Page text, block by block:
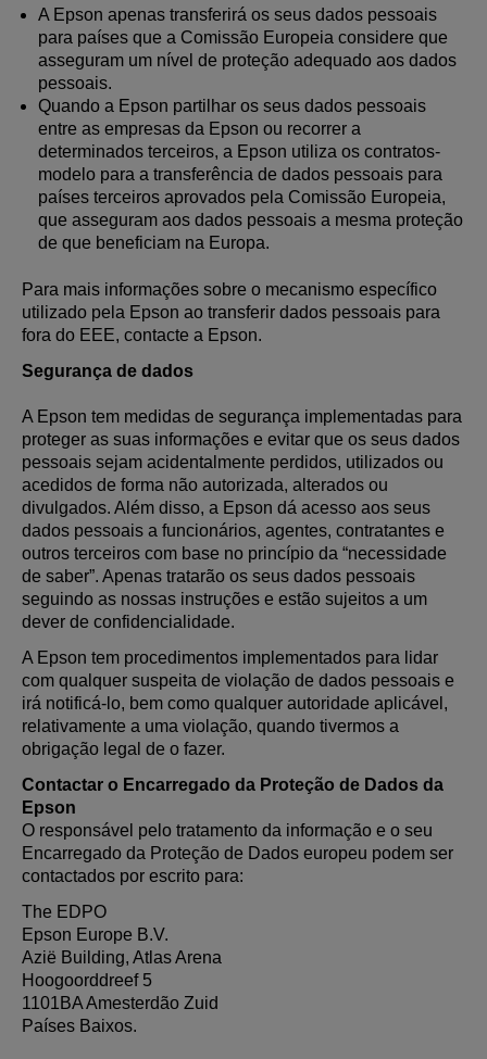
A Epson apenas transferirá os seus dados pessoais
para países que a Comissão Europeia considere que
asseguram um nível de proteção adequado aos dados
pessoais.
Quando a Epson partilhar os seus dados pessoais
entre as empresas da Epson ou recorrer a
determinados terceiros, a Epson utiliza os contratos-
modelo para a transferência de dados pessoais para
países terceiros aprovados pela Comissão Europeia,
que asseguram aos dados pessoais a mesma proteção
de que beneficiam na Europa.
Para mais informações sobre o mecanismo específico
utilizado pela Epson ao transferir dados pessoais para
fora do EEE, contacte a Epson.
Segurança de dados
A Epson tem medidas de segurança implementadas para
proteger as suas informações e evitar que os seus dados
pessoais sejam acidentalmente perdidos, utilizados ou
acedidos de forma não autorizada, alterados ou
divulgados. Além disso, a Epson dá acesso aos seus
dados pessoais a funcionários, agentes, contratantes e
outros terceiros com base no princípio da “necessidade
de saber”. Apenas tratarão os seus dados pessoais
seguindo as nossas instruções e estão sujeitos a um
dever de confidencialidade.
A Epson tem procedimentos implementados para lidar
com qualquer suspeita de violação de dados pessoais e
irá notificá-lo, bem como qualquer autoridade aplicável,
relativamente a uma violação, quando tivermos a
obrigação legal de o fazer.
Contactar o Encarregado da Proteção de Dados da
Epson
O responsável pelo tratamento da informação e o seu
Encarregado da Proteção de Dados europeu podem ser
contactados por escrito para:
The EDPO
Epson Europe B.V.
Azië Building, Atlas Arena
Hoogoorddreef 5
1101BA Amesterdão Zuid
Países Baixos.